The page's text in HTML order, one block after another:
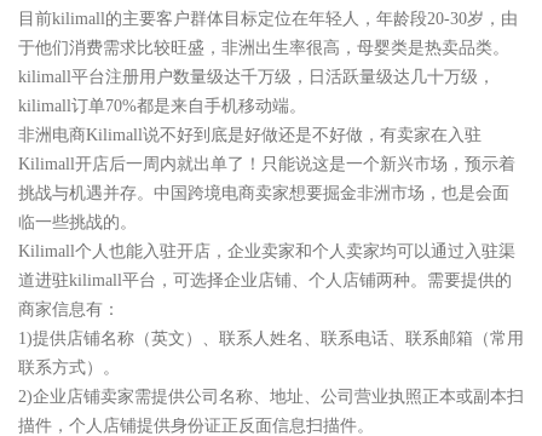
目前kilimall的主要客户群体目标定位在年轻人，年龄段20-30岁，由
于他们消费需求比较旺盛，非洲出生率很高，母婴类是热卖品类。
kilimall平台注册用户数量级达千万级，日活跃量级达几十万级，
kilimall订单70%都是来自手机移动端。
非洲电商Kilimall说不好到底是好做还是不好做，有卖家在入驻
Kilimall开店后一周内就出单了！只能说这是一个新兴市场，预示着
挑战与机遇并存。中国跨境电商卖家想要掘金非洲市场，也是会面
临一些挑战的。
Kilimall个人也能入驻开店，企业卖家和个人卖家均可以通过入驻渠
道进驻kilimall平台，可选择企业店铺、个人店铺两种。需要提供的
商家信息有：
1)提供店铺名称（英文）、联系人姓名、联系电话、联系邮箱（常用
联系方式）。
2)企业店铺卖家需提供公司名称、地址、公司营业执照正本或副本扫
描件，个人店铺提供身份证正反面信息扫描件。